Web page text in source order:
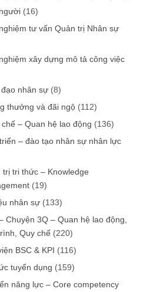
(16)
tư vấn Quản trị Nhân sự
xây dựng mô tả công việc
nhân sự (8)
thưởng và đãi ngộ (112)
chế – Quan hệ lao động (136)
– đào tạo nhân sự nhân lực
trị tri thức – Knowledge
(19)
nhân sự (133)
Chuyện 3Q – Quan hệ lao động,
Quy chế (220)
BSC & KPI (116)
tuyển dụng (159)
năng lực – Core competency